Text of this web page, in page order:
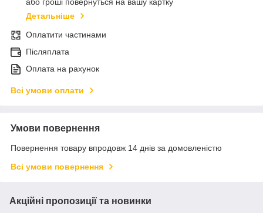
або гроші повернуться на вашу картку
Детальніше
Оплатити частинами
Післяплата
Оплата на рахунок
Всі умови оплати
Умови повернення
Повернення товару впродовж 14 днів за домовленістю
Всі умови повернення
Акційні пропозиції та новинки